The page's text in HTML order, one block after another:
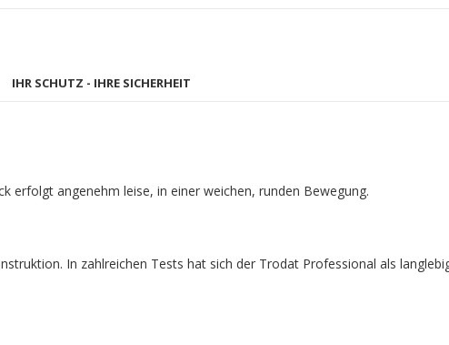
IHR SCHUTZ - IHRE SICHERHEIT
erfolgt angenehm leise, in einer weichen, runden Bewegung.
In zahlreichen Tests hat sich der Trodat Professional als